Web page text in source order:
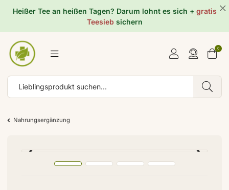
Heißer Tee an heißen Tagen? Darum lohnt es sich + gratis
Teesieb sichern
0
Nahrungsergänzung